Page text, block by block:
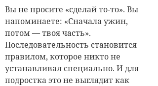
Вы не просите «сделай то-то». Вы
напоминаете: «Сначала ужин,
потом — твоя часть».
Последовательность становится
правилом, которое никто не
устанавливал специально. И для
подростка это не выглядит как